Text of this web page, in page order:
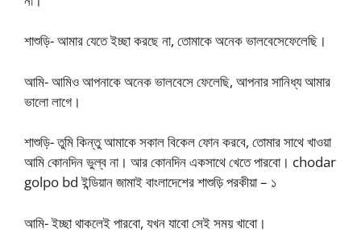
শাশুড়ি- আমার যেতে ইচ্ছা করছে না, তোমাকে অনেক ভালবেসেফেলেছি।
আমি- আমিও আপনাকে অনেক ভালবেসে ফেলেছি, আপনার সানিধ্য আমার
ভালো লাগে।
শাশুড়ি- তুমি কিন্তু আমাকে সকাল বিকেল ফোন করবে, তোমার সাথে খাওয়া
আমি কোনদিন ভুল্ব না। আর কোনদিন একসাথে খেতে পারবো। chodar
golpo bd ইন্ডিয়ান জামাই বাংলাদেশের শাশুড়ি পরকীয়া – ১
আমি- ইচ্ছা থাকলেই পারবো, যখন যাবো সেই সময় খাবো।